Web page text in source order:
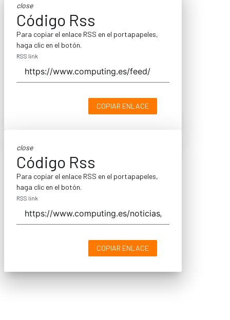
close
Código Rss
Para copiar el enlace RSS en el portapapeles,
haga clic en el botón.
RSS link
COPIAR ENLACE
close
Código Rss
Para copiar el enlace RSS en el portapapeles,
haga clic en el botón.
RSS link
COPIAR ENLACE